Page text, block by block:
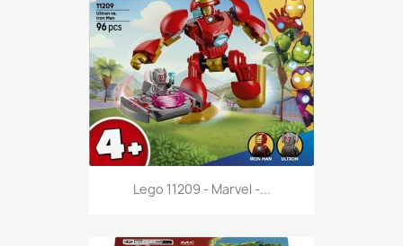
Anteprima
Lego 11209 - Marvel -...